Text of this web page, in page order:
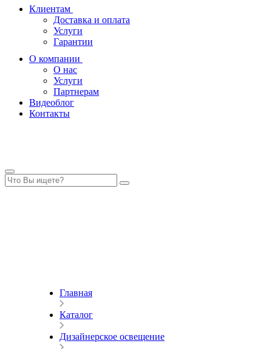
Клиентам
Доставка и оплата
Услуги
Гарантии
О компании
О нас
Услуги
Партнерам
Видеоблог
Контакты
Главная
Каталог
Дизайнерское освещение